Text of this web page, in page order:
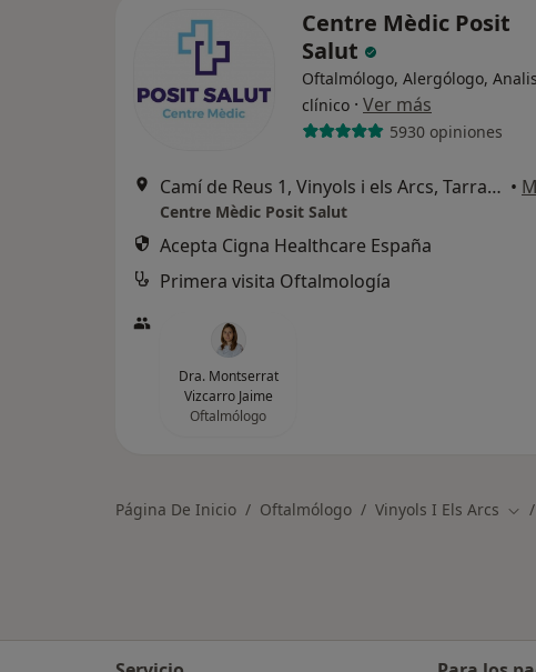
Centre Mèdic Posit
Salut
Oftalmólogo, Alergólogo,
clínico · Ver más
5930 opiniones
Camí de Reus 1, Vinyols i els Arcs, Tarragona, España, Vinyols i Els Arcs •
Centre Mèdic Posit Salut
Acepta Cigna Healthcare España
Primera visita Oftalmología
Dra. Montserrat
Vizcarro Jaime
Oftalmólogo
Página De Inicio Oftalmólogo Vinyols I Els Arcs